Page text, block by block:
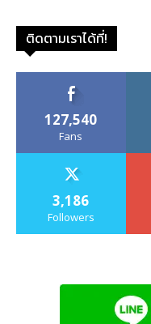
ติดตามเราได้ที่!
127,540
Fans
3,186
Followers